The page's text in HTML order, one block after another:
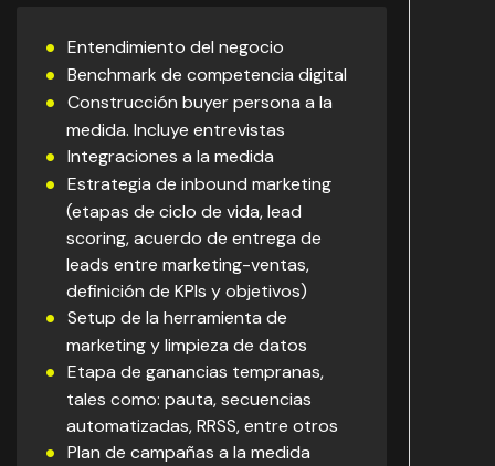
Entendimiento del negocio
Benchmark de competencia digital
Construcción buyer persona a la
medida. Incluye entrevistas
Integraciones a la medida
Estrategia de inbound marketing
(etapas de ciclo de vida, lead
scoring, acuerdo de entrega de
leads entre marketing-ventas,
definición de KPIs y objetivos)
Setup de la herramienta de
marketing y limpieza de datos
Etapa de ganancias tempranas,
tales como: pauta, secuencias
automatizadas, RRSS, entre otros
Plan de campañas a la medida